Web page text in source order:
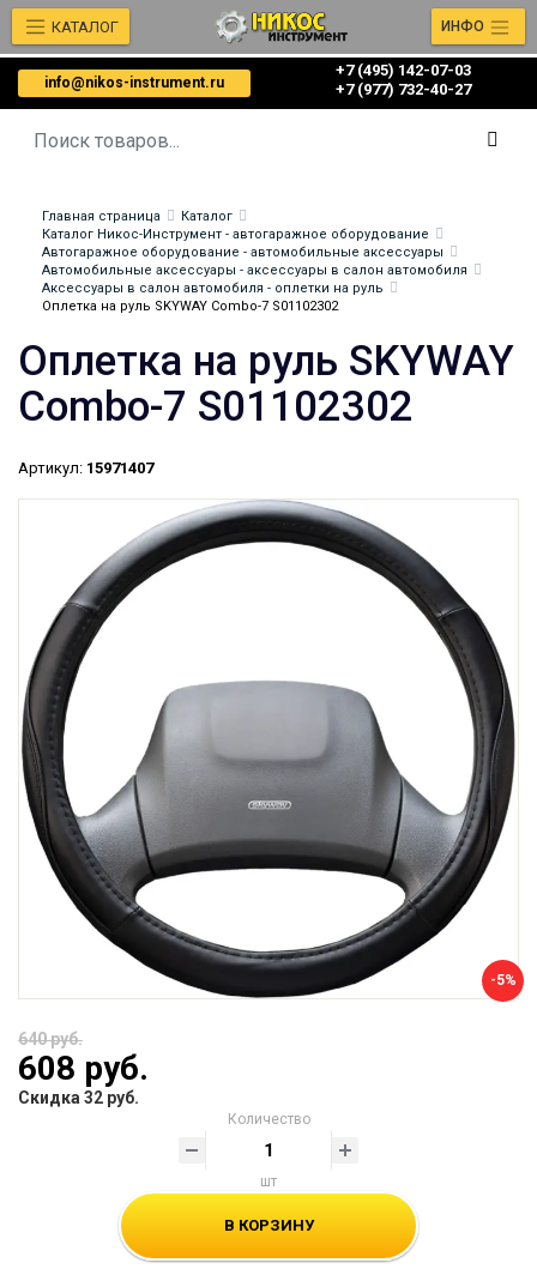
info@nikos-instrument.ru
+7 (495) 142-07-03
‎‎+7 (977) 732-40-27
КАТАЛОГ ИНФО
Главная страница
Каталог
Каталог Никос-Инструмент - автогаражное оборудование
Автогаражное оборудование - автомобильные аксессуары
Автомобильные аксессуары - аксессуары в салон автомобиля
Аксессуары в салон автомобиля - оплетки на руль
Оплетка на руль SKYWAY Combo-7 S01102302
Оплетка на руль SKYWAY
Combo-7 S01102302
Артикул: 15971407
-5%
640 руб.
608 руб.
Скидка 32 руб.
Количество
шт
В КОРЗИНУ